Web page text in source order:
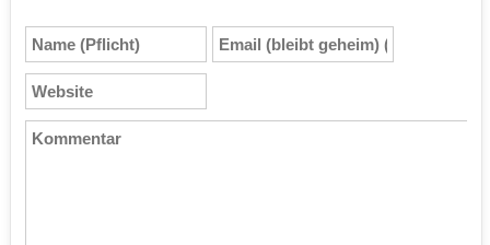
Name
(Pflicht)
Email
(bleibt
Website
Kommentar